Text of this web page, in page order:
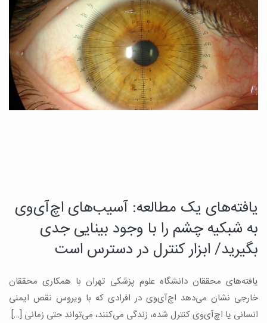
یافته‌های یک مطالعه: آسیب‌های اچ‌آی‌وی
به شبکیه چشم را با وجود بینایی جدی
بگیرید/ ابزار کنترل در دسترس است
یافته‌های محققان دانشگاه علوم پزشکی تهران با همکاری محققان
خارجی نشان می‌دهد اچ‌آی‌وی در افرادی که با ویروس نقص ایمنی
انسانی یا اچ‌آی‌وی کنترل شده، زندگی می‌کنند، می‌تواند حتی زمانی […]